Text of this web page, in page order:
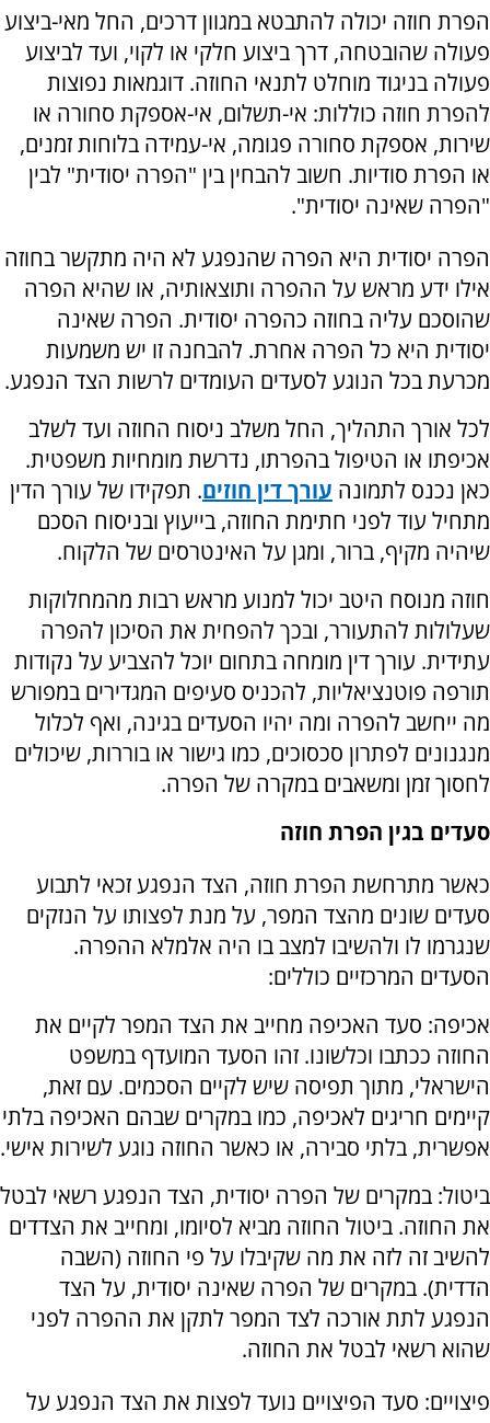
הפרת חוזה יכולה להתבטא במגוון דרכים, החל מאי-ביצוע
פעולה שהובטחה, דרך ביצוע חלקי או לקוי, ועד לביצוע
פעולה בניגוד מוחלט לתנאי החוזה. דוגמאות נפוצות
להפרת חוזה כוללות: אי-תשלום, אי-אספקת סחורה או
שירות, אספקת סחורה פגומה, אי-עמידה בלוחות זמנים,
או הפרת סודיות. חשוב להבחין בין "הפרה יסודית" לבין
"הפרה שאינה יסודית".
הפרה יסודית היא הפרה שהנפגע לא היה מתקשר בחוזה
אילו ידע מראש על ההפרה ותוצאותיה, או שהיא הפרה
שהוסכם עליה בחוזה כהפרה יסודית. הפרה שאינה
יסודית היא כל הפרה אחרת. להבחנה זו יש משמעות
מכרעת בכל הנוגע לסעדים העומדים לרשות הצד הנפגע.
לכל אורך התהליך, החל משלב ניסוח החוזה ועד לשלב
אכיפתו או הטיפול בהפרתו, נדרשת מומחיות משפטית.
כאן נכנס לתמונה עורך דין חוזים. תפקידו של עורך הדין
מתחיל עוד לפני חתימת החוזה, בייעוץ ובניסוח הסכם
שיהיה מקיף, ברור, ומגן על האינטרסים של הלקוח.
חוזה מנוסח היטב יכול למנוע מראש רבות מהמחלוקות
שעלולות להתעורר, ובכך להפחית את הסיכון להפרה
עתידית. עורך דין מומחה בתחום יוכל להצביע על נקודות
תורפה פוטנציאליות, להכניס סעיפים המגדירים במפורש
מה ייחשב להפרה ומה יהיו הסעדים בגינה, ואף לכלול
מנגנונים לפתרון סכסוכים, כמו גישור או בוררות, שיכולים
לחסוך זמן ומשאבים במקרה של הפרה.
סעדים בגין הפרת חוזה
כאשר מתרחשת הפרת חוזה, הצד הנפגע זכאי לתבוע
סעדים שונים מהצד המפר, על מנת לפצותו על הנזקים
שנגרמו לו ולהשיבו למצב בו היה אלמלא ההפרה.
הסעדים המרכזיים כוללים:
אכיפה: סעד האכיפה מחייב את הצד המפר לקיים את
החוזה ככתבו וכלשונו. זהו הסעד המועדף במשפט
הישראלי, מתוך תפיסה שיש לקיים הסכמים. עם זאת,
קיימים חריגים לאכיפה, כמו במקרים שבהם האכיפה בלתי
אפשרית, בלתי סבירה, או כאשר החוזה נוגע לשירות אישי.
ביטול: במקרים של הפרה יסודית, הצד הנפגע רשאי לבטל
את החוזה. ביטול החוזה מביא לסיומו, ומחייב את הצדדים
להשיב זה לזה את מה שקיבלו על פי החוזה (השבה
הדדית). במקרים של הפרה שאינה יסודית, על הצד
הנפגע לתת אורכה לצד המפר לתקן את ההפרה לפני
שהוא רשאי לבטל את החוזה.
פיצויים: סעד הפיצויים נועד לפצות את הצד הנפגע על